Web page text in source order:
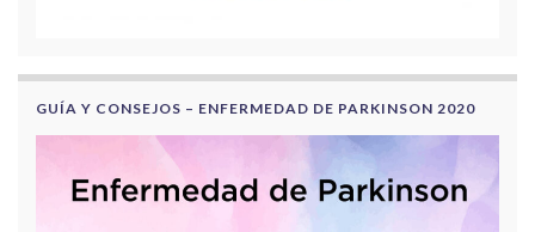
GUÍA Y CONSEJOS – ENFERMEDAD DE PARKINSON 2020